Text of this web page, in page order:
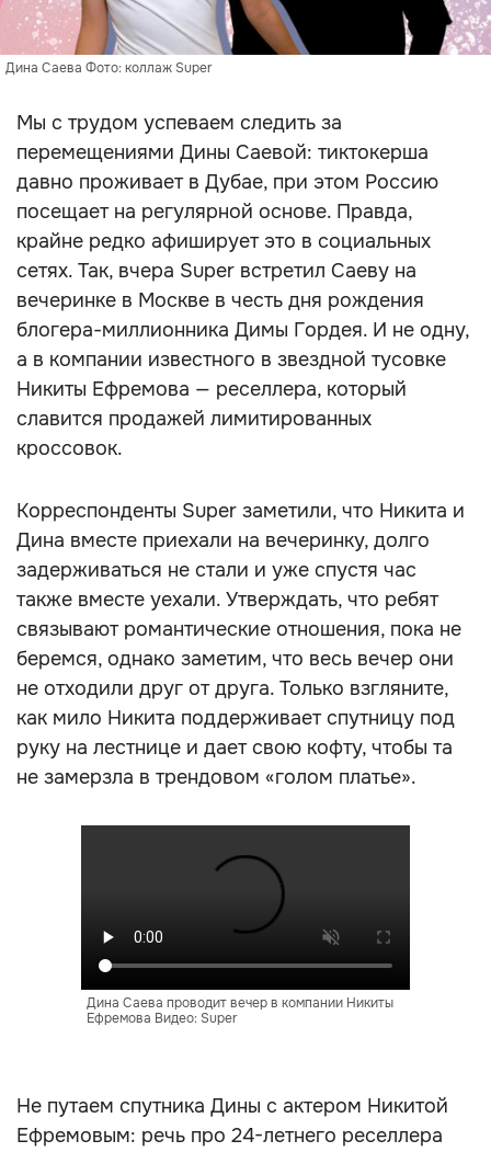
Дина Саева Фото: коллаж Super
Мы с трудом успеваем следить за
перемещениями Дины Саевой: тиктокерша
давно проживает в Дубае, при этом Россию
посещает на регулярной основе. Правда,
крайне редко афиширует это в социальных
сетях. Так, вчера Super встретил Саеву на
вечеринке в Москве в честь дня рождения
блогера-миллионника Димы Гордея. И не одну,
а в компании известного в звездной тусовке
Никиты Ефремова — реселлера, который
славится продажей лимитированных
кроссовок.
Корреспонденты Super заметили, что Никита и
Дина вместе приехали на вечеринку, долго
задерживаться не стали и уже спустя час
также вместе уехали. Утверждать, что ребят
связывают романтические отношения, пока не
беремся, однако заметим, что весь вечер они
не отходили друг от друга. Только взгляните,
как мило Никита поддерживает спутницу под
руку на лестнице и дает свою кофту, чтобы та
не замерзла в трендовом «голом платье».
Дина Саева проводит вечер в компании Никиты
Ефремова Видео: Super
Не путаем спутника Дины с актером Никитой
Ефремовым: речь про 24-летнего реселлера